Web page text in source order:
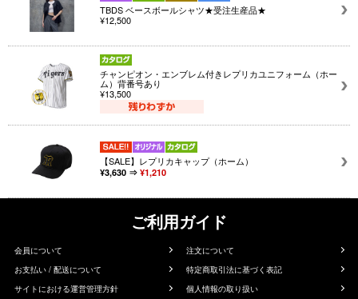
TBDS ベースボールシャツ★受注生産品★
¥12,500
チャンピオン・エンブレム付きレプリカユニフォーム（ホー
ム）背番号あり
¥13,500
【SALE】レプリカキャップ（ホーム）
¥3,630 ⇒ ¥1,210
ご利用ガイド
会員について
注文について
お支払い / 配送について
特定商取引法に基づく表記
サイトにおける運営管理方針
個人情報の取り扱い